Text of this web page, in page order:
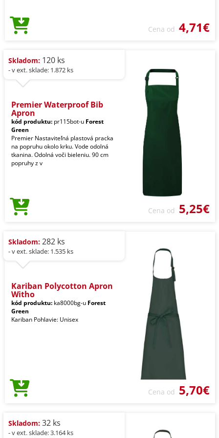
Cena od 4,71€
Skladom: 120 ks
- v ext. sklade: 1.872 ks
Premier Waterproof Bib
Apron
kód produktu: pr115bot-u Forest
Green
Premier Nastaviteľná plastová pracka
na popruhu okolo krku. Vode odolná
tkanina. Odolná voči bieleniu. 90 cm
popruhy z v
Cena od 5,25€
Skladom: 282 ks
- v ext. sklade: 1.535 ks
Kariban Polycotton Apron
Witho
kód produktu: ka8000bg-u Forest
Green
Kariban Pohlavie: Unisex
Cena od 5,70€
Skladom: 32 ks
- v ext. sklade: 3.164 ks